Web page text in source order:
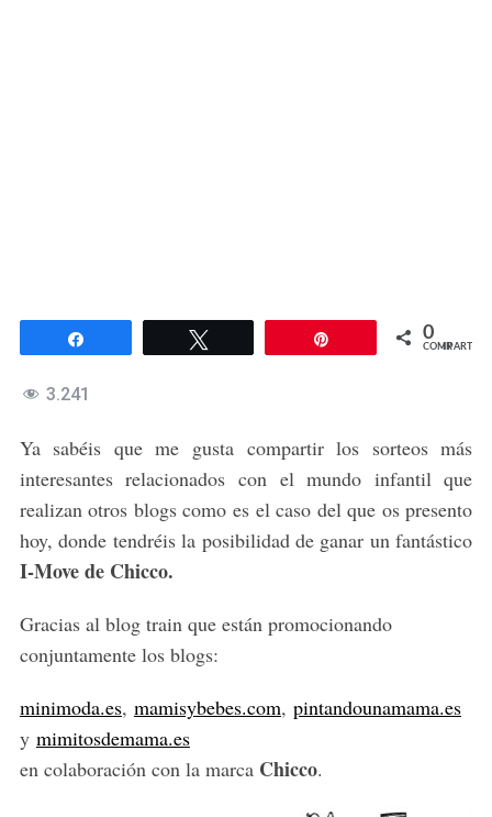
0
COMPARTIR
3.241
Ya sabéis que me gusta compartir los sorteos más
interesantes relacionados con el mundo infantil que
realizan otros blogs como es el caso del que os presento
hoy, donde tendréis la posibilidad de ganar un fantástico
I-Move de Chicco.
Gracias al blog train que están promocionando
conjuntamente los blogs:
minimoda.es, mamisybebes.com, pintandounamama.es
y mimitosdemama.es
en colaboración con la marca Chicco.